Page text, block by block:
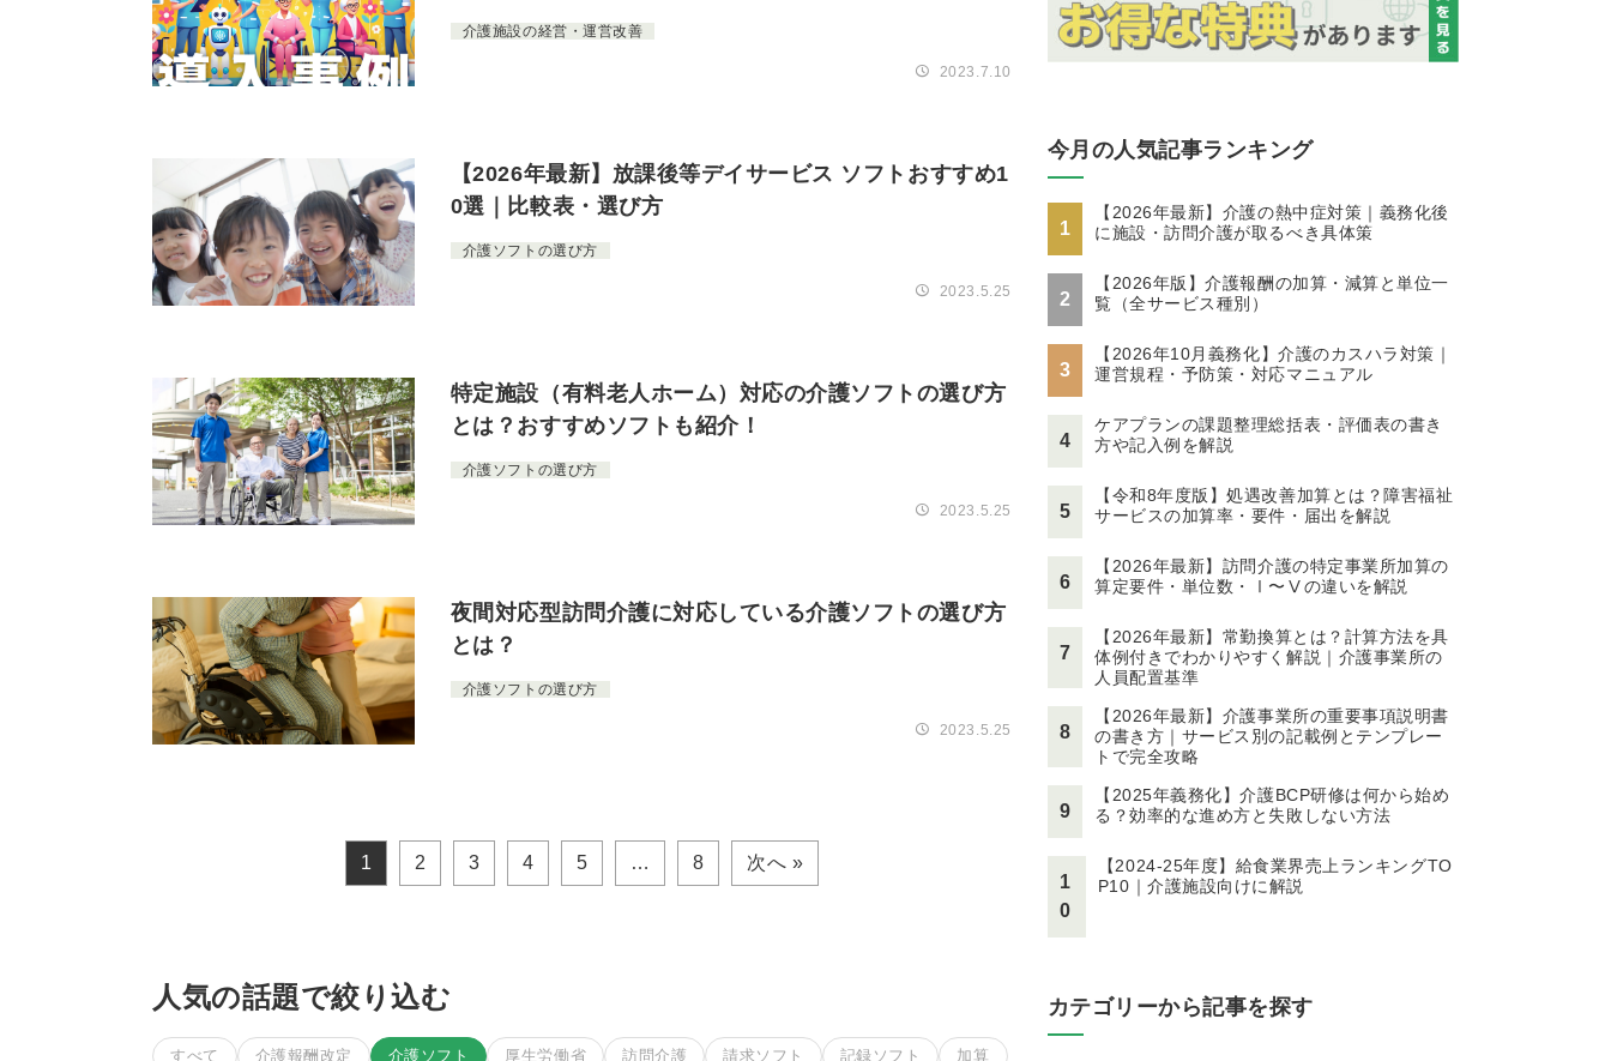
介護施設の経営・運営改善
2023.7.10
【2026年最新】放課後等デイサービス ソフトおすすめ1
0選｜比較表・選び方
介護ソフトの選び方
2023.5.25
特定施設（有料老人ホーム）対応の介護ソフトの選び方
とは？おすすめソフトも紹介！
介護ソフトの選び方
2023.5.25
夜間対応型訪問介護に対応している介護ソフトの選び方
とは？
介護ソフトの選び方
2023.5.25
1 2 3 4 5 … 8 次へ »
人気の話題で絞り込む
すべて 介護報酬改定 介護ソフト 厚生労働省 訪問介護 請求ソフト 記録ソフト 加算
今月の人気記事ランキング
1
【2026年最新】介護の熱中症対策｜義務化後
に施設・訪問介護が取るべき具体策
2
【2026年版】介護報酬の加算・減算と単位一
覧（全サービス種別）
3
【2026年10月義務化】介護のカスハラ対策｜
運営規程・予防策・対応マニュアル
4
ケアプランの課題整理総括表・評価表の書き
方や記入例を解説
5
【令和8年度版】処遇改善加算とは？障害福祉
サービスの加算率・要件・届出を解説
6
【2026年最新】訪問介護の特定事業所加算の
算定要件・単位数・Ⅰ〜Ⅴの違いを解説
7
【2026年最新】常勤換算とは？計算方法を具
体例付きでわかりやすく解説｜介護事業所の
人員配置基準
8
【2026年最新】介護事業所の重要事項説明書
の書き方｜サービス別の記載例とテンプレー
トで完全攻略
9
【2025年義務化】介護BCP研修は何から始め
る？効率的な進め方と失敗しない方法
1
0
【2024-25年度】給食業界売上ランキングTO
P10｜介護施設向けに解説
カテゴリーから記事を探す